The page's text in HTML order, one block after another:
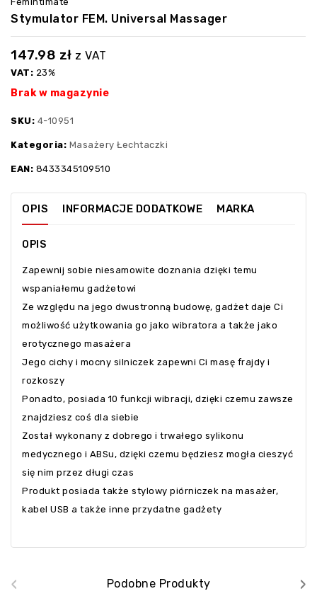
Stymulator FEM. Universal Massager
147.98 zł z VAT
VAT: 23%
Brak w magazynie
SKU: 4-10951
Kategoria: Masażery Łechtaczki
EAN: 8433345109510
OPIS INFORMACJE DODATKOWE MARKA
OPIS
Zapewnij sobie niesamowite doznania dzięki temu
wspaniałemu gadżetowi
Ze względu na jego dwustronną budowę, gadżet daje Ci
możliwość użytkowania go jako wibratora a także jako
erotycznego masażera
Jego cichy i mocny silniczek zapewni Ci masę frajdy i
rozkoszy
Ponadto, posiada 10 funkcji wibracji, dzięki czemu zawsze
znajdziesz coś dla siebie
Został wykonany z dobrego i trwałego sylikonu
medycznego i ABSu, dzięki czemu będziesz mogła cieszyć
się nim przez długi czas
Produkt posiada także stylowy piórniczek na masażer,
kabel USB a także inne przydatne gadżety
Podobne Produkty
‹ ›